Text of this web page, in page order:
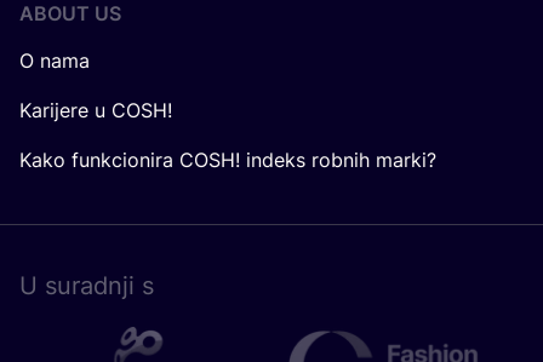
ABOUT US
O nama
Karijere u COSH!
Kako funkcionira COSH! indeks robnih marki?
U surad­nji s